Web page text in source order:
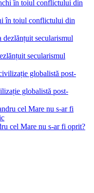
în toiul conflictului din
secularismul
globalistă post-
cel Mare nu s-ar fi oprit?